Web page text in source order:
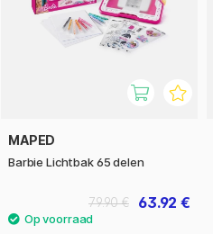
MAPED
Barbie Lichtbak 65 delen
63.92 €
79.90 €